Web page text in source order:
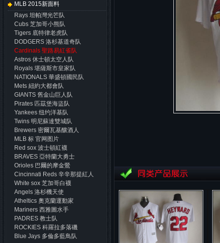
MLB 2015新面料
Rays 坦帕灣光芒队
Cubs 芝加哥小熊队
Tigers 底特律老虎队
DODGERS 洛杉基道奇队
Cardinals 聖路易紅雀队
Astros 休士頓太空人队
Royals 堪薩斯市皇家队
NATIONALS 華盛頓國民队
Mets 紐約大都會队
GIANTS 舊金山巨人队
Pirates 匹茲堡海盜队
Yankees 纽约洋基队
Twins 明尼蘇達雙城队
Brewers 密爾瓦基釀酒人
MLB 标 官网图片
Red sox 波士頓紅襪
BRAVES 亞特蘭大勇士
Orioles 巴爾的摩金鶯
Cincinnati Reds 辛辛那提紅人
White sox 芝加哥白襪
Angels 洛杉機天使
Atheltics 奧克蘭運動家
Mariners 西雅圖水手
PADRES 教士队
ROCKIES 科羅拉多落磯
Blue Jays 多倫多藍鳥队